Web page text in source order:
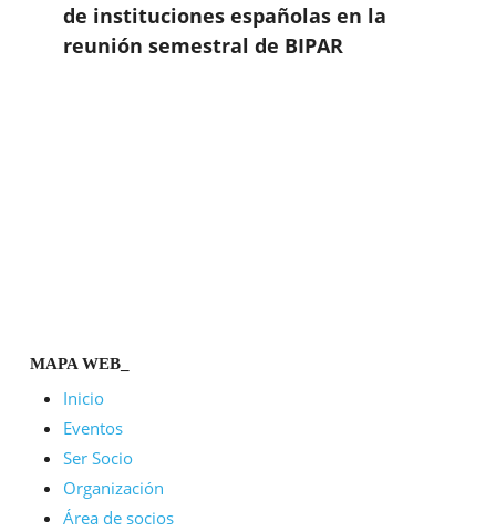
de instituciones españolas en la
reunión semestral de BIPAR
MAPA WEB_
Inicio
Eventos
Ser Socio
Organización
Área de socios